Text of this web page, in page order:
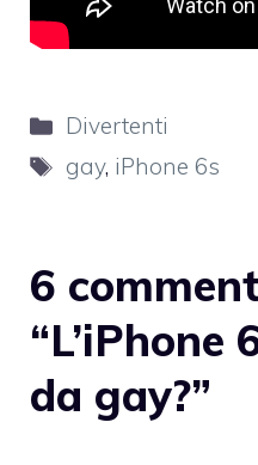
Categorie
Divertenti
Tag
gay, iPhone 6s
6
“L’iPhone
da gay?”